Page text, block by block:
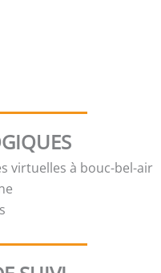
virtuelles à bouc-bel-air